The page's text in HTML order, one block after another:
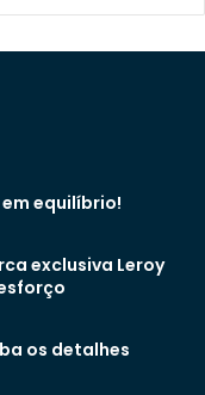
equilíbrio!
exclusiva Leroy
os detalhes